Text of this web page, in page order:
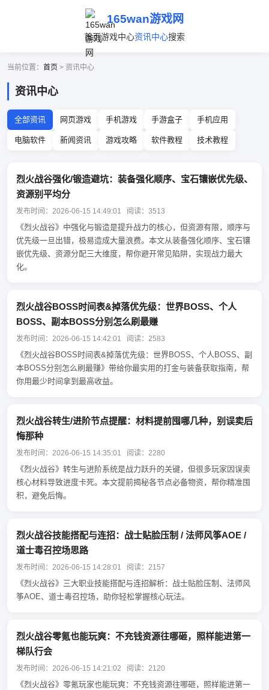
165wan游戏网
首页游戏中心资讯中心搜索
当前位置： 首页 > 资讯中心
资讯中心
全部资讯 网页游戏 手机游戏 手游盒子 手机应用
电脑软件 新闻资讯 游戏攻略 软件教程 技术教程
烈火战谷强化/锻造避坑：装备强化顺序、宝石镶嵌优先级、
资源别平均分
发布时间：2026-06-15 14:49:01 阅读：3513
《烈火战谷》中强化与锻造是提升战力的核心，但资源有限，顺序与
优先级一旦出错，极易造成大量浪费。本文从装备强化顺序、宝石镶
嵌优先级、资源分配三大维度，帮你避开常见陷阱，实现战力最大
化。
烈火战谷BOSS时间表&掉落优先级：世界BOSS、个人
BOSS、副本BOSS分别怎么刷最赚
发布时间：2026-06-15 14:42:01 阅读：2583
《烈火战谷BOSS时间表&掉落优先级：世界BOSS、个人BOSS、副
本BOSS分别怎么刷最赚》带给你最实用的打金与装备获取指南，帮
你用最少时间拿到最高收益。
烈火战谷转生/进阶节点提醒：材料提前囤哪几种，别误卖后
悔那种
发布时间：2026-06-15 14:35:01 阅读：2280
《烈火战谷》转生与进阶系统是战力跃升的关键，但很多玩家因误卖
核心材料导致进度卡死。本文提前揭秘各节点必备物资，帮你精准囤
积，避免后悔。
烈火战谷技能搭配与连招：战士贴脸压制 / 法师风筝AOE /
道士毒召控场思路
发布时间：2026-06-15 14:28:01 阅读：2157
《烈火战谷》三大职业技能搭配与连招解析：战士贴脸压制、法师风
筝AOE、道士毒召控场，助你轻松掌握核心玩法。
烈火战谷零氪也能玩爽：不充钱资源往哪砸，照样能进第一
梯队行会
发布时间：2026-06-15 14:21:02 阅读：2120
《烈火战谷》零氪玩家也能玩爽：不充钱资源往哪砸，照样能进第一